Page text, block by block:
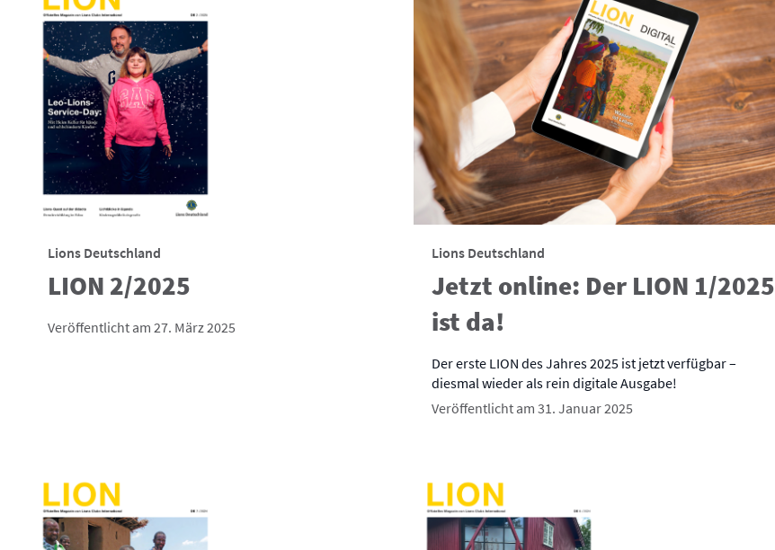
Lions Deutschland
LION 2/2025
Veröffentlicht am 27. März 2025
Lions Deutschland
Jetzt online: Der LION 1/2025
ist da!
Der erste LION des Jahres 2025 ist jetzt verfügbar –
diesmal wieder als rein digitale Ausgabe!
Veröffentlicht am 31. Januar 2025